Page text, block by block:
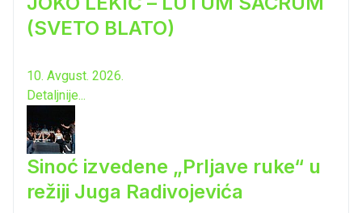
(SVETO BLATO)
10. Avgust. 2026.
Detaljnije...
Sinoć izvedene „Prljave ruke“ u
režiji Juga Radivojevića